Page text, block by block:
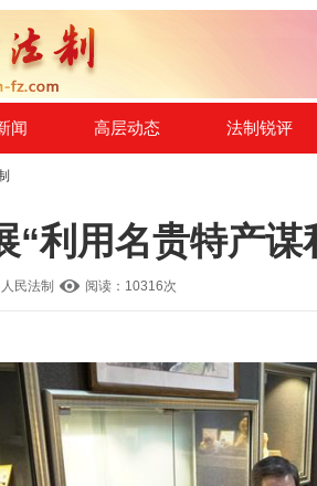
闻 高层动态 法制锐评
“利用名贵特产谋
民法制 阅读：10316次